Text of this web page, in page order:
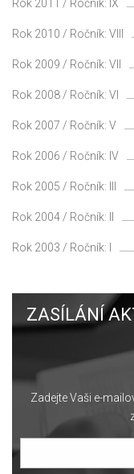
Rok 2011 / Ročník: IX
Rok 2010 / Ročník: VIII
Rok 2009 / Ročník: VII
Rok 2008 / Ročník: VI
Rok 2007 / Ročník: V
Rok 2006 / Ročník: IV
Rok 2005 / Ročník: III
Rok 2004 / Ročník: II
Rok 2003 / Ročník: I
ZASÍLÁNÍ
Zadejte Vaši e-